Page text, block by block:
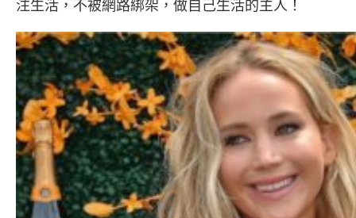
注生活，不被網路綁架，做自己生活的主人！